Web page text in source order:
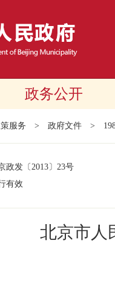
政务公开
服务 > 政府文件 >
政发 〔2013〕 23号
有效
北京市人